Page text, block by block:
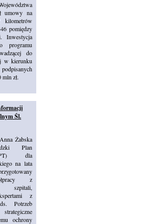
umowy na
pomiędzy
Inwestycja
programu
do
w kierunku
zł.
Śl.
Żabska
Plan
dla
na lata
z
szpitali,
z
Potrzeb
ochrony